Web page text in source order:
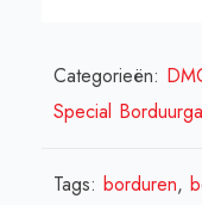
Categorieën:
Special
Tags: borduren,